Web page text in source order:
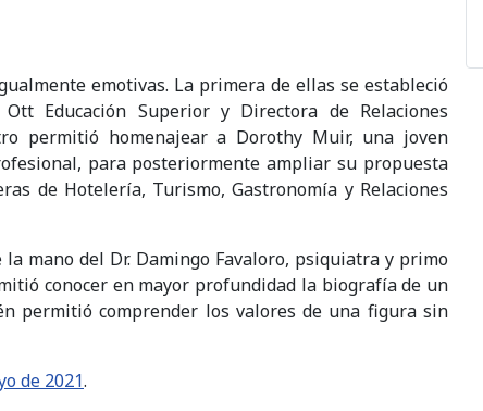
emotivas. La primera de ellas se estableció
Educación Superior y Directora de Relaciones
permitió homenajear a Dorothy Muir, una joven
para posteriormente ampliar su propuesta
de Hotelería, Turismo, Gastronomía y Relaciones
mano del Dr. Damingo Favaloro, psiquiatra y primo
conocer en mayor profundidad la biografía de un
permitió comprender los valores de una figura sin
de 2021.